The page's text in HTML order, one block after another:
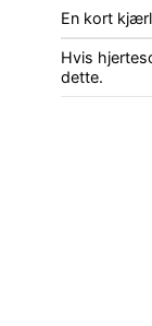
En kort
Hvis
dette.